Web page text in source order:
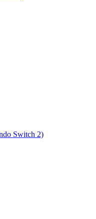
Switch 2)